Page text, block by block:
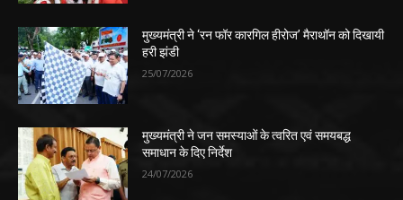
मुख्यमंत्री ने ‘रन फॉर कारगिल हीरोज’ मैराथॉन को दिखायी
हरी झंडी
25/07/2026
मुख्यमंत्री ने जन समस्याओं के त्वरित एवं समयबद्ध
समाधान के दिए निर्देश
24/07/2026